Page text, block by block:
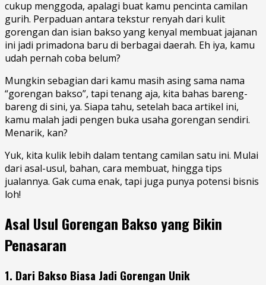
cukup menggoda, apalagi buat kamu pencinta camilan
gurih. Perpaduan antara tekstur renyah dari kulit
gorengan dan isian bakso yang kenyal membuat jajanan
ini jadi primadona baru di berbagai daerah. Eh iya, kamu
udah pernah coba belum?
Mungkin sebagian dari kamu masih asing sama nama
“gorengan bakso”, tapi tenang aja, kita bahas bareng-
bareng di sini, ya. Siapa tahu, setelah baca artikel ini,
kamu malah jadi pengen buka usaha gorengan sendiri.
Menarik, kan?
Yuk, kita kulik lebih dalam tentang camilan satu ini. Mulai
dari asal-usul, bahan, cara membuat, hingga tips
jualannya. Gak cuma enak, tapi juga punya potensi bisnis
loh!
Asal Usul Gorengan Bakso yang Bikin
Penasaran
1. Dari Bakso Biasa Jadi Gorengan Unik